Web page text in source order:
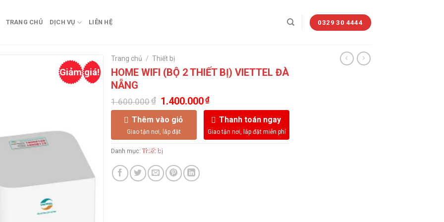
TRANG CHỦ DỊCH VỤ LIÊN HỆ 0329 30 4444
Giảm giá!
Trang chủ / Thiết bị
HOME WIFI (BỘ 2 THIẾT BỊ) VIETTEL ĐÀ
NẴNG
1.600.000₫ Giá
gốc
là:
1.600.000₫.
1.400.000₫Giá
hiện
tại
là:
1.400.000₫.
Thêm vào giỏ Thanh toán ngay
Danh mục: Thiết bị